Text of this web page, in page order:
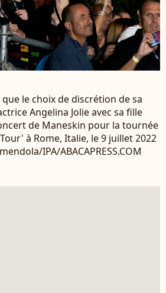
le choix de discrétion de sa
Angelina Jolie avec sa fille
de Maneskin pour la tournée
à Rome, Italie, le 9 juillet 2022
IPA/ABACAPRESS.COM